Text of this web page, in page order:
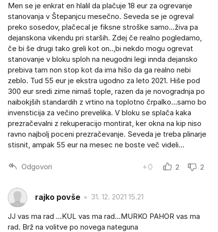
Men se je enkrat en hlalil da plačuje 18 eur za ogrevanje
stanovanja v Štepanjcu mesečno. Seveda se je ogreval
preko sosedov, plačecal je fiksne stroške samo...živa pa
dejanskona vikendu pri starših. Zdej če realno pogledamo,
če bi še drugi tako greli kot on..,bi nekdo mogu ogrevat
stanovanje v bloku sploh na neugodni legi innda dejansko
prebiva tam non stop kot da ima hišo da ga realno nebi
zeblo. Tud 55 eur je ekstra ugodno za leto 2021. Hiše pod
300 eur sredi zime nimaš tople, razen da je novogradnja po
naibokjših standardih z vrtino na toplotno črpalko...samo bo
invensticija za večino prevelika. V bloku se splača kaka
prezračevalni z rekuperacijo montirat, ker okna na kip niso
ravno najbolj poceni prezračevanje. Seveda je treba plinarje
stisnit, ampak 55 eur na mesec ne boste več videli...
Odgovori +0 2 2
rajko povše 31. 12. 2021 15.21
JJ vas ma rad ...KUL vas ma rad...MURKO PAHOR vas ma
rad. Brž na volitve po novega nateguna